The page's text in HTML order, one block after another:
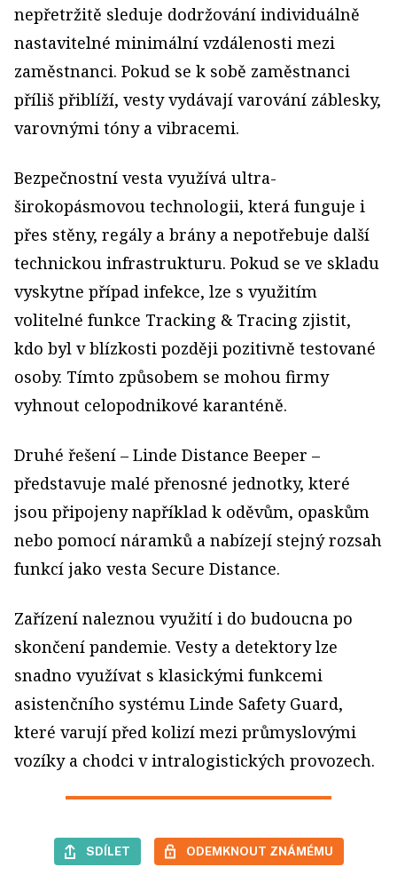
nepřetržitě sleduje dodržování individuálně
nastavitelné minimální vzdálenosti mezi
zaměstnanci. Pokud se k sobě zaměstnanci
příliš přiblíží, vesty vydávají varování záblesky,
varovnými tóny a vibracemi.
Bezpečnostní vesta využívá ultra-
širokopásmovou technologii, která funguje i
přes stěny, regály a brány a nepotřebuje další
technickou infrastrukturu. Pokud se ve skladu
vyskytne případ infekce, lze s využitím
volitelné funkce Tracking & Tracing zjistit,
kdo byl v blízkosti později pozitivně testované
osoby. Tímto způsobem se mohou firmy
vyhnout celopodnikové karanténě.
Druhé řešení – Linde Distance Beeper –
představuje malé přenosné jednotky, které
jsou připojeny například k oděvům, opaskům
nebo pomocí náramků a nabízejí stejný rozsah
funkcí jako vesta Secure Distance.
Zařízení naleznou využití i do budoucna po
skončení pandemie. Vesty a detektory lze
snadno využívat s klasickými funkcemi
asistenčního systému Linde Safety Guard,
které varují před kolizí mezi průmyslovými
vozíky a chodci v intralogistických provozech.
SDÍLET ODEMKNOUT ZNÁMÉMU